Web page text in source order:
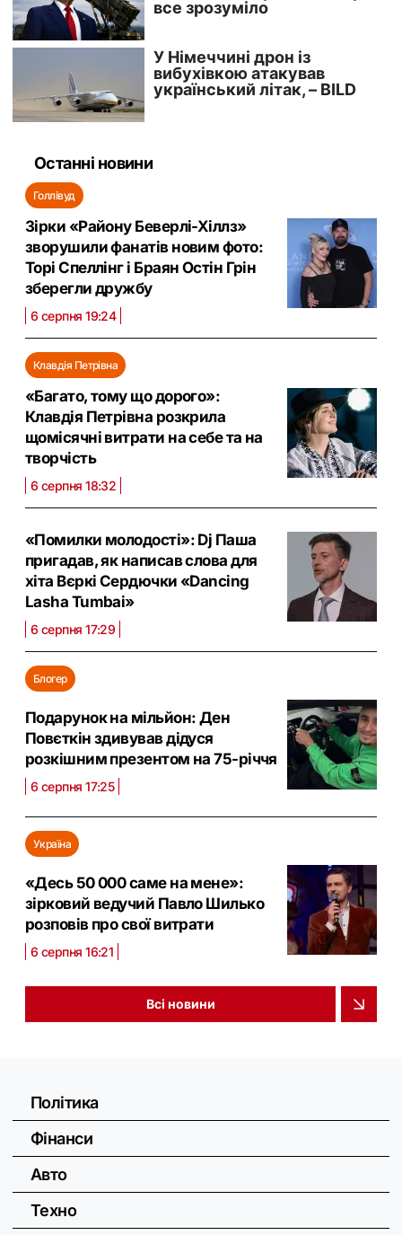
Останні новини
Голлівуд
Зірки «Району Беверлі-Хіллз»
зворушили фанатів новим фото:
Торі Спеллінг і Браян Остін Грін
зберегли дружбу
6 серпня 19:24
Клавдія Петрівна
«Багато, тому що дорого»:
Клавдія Петрівна розкрила
щомісячні витрати на себе та на
творчість
6 серпня 18:32
«Помилки молодості»: Dj Паша
пригадав, як написав слова для
хіта Вєркі Сердючки «Dancing
Lasha Tumbai»
6 серпня 17:29
Блогер
Подарунок на мільйон: Ден
Повєткін здивував дідуся
розкішним презентом на 75-річчя
6 серпня 17:25
Україна
«Десь 50 000 саме на мене»:
зірковий ведучий Павло Шилько
розповів про свої витрати
6 серпня 16:21
Всі новини
Політика
Фінанси
Авто
Техно